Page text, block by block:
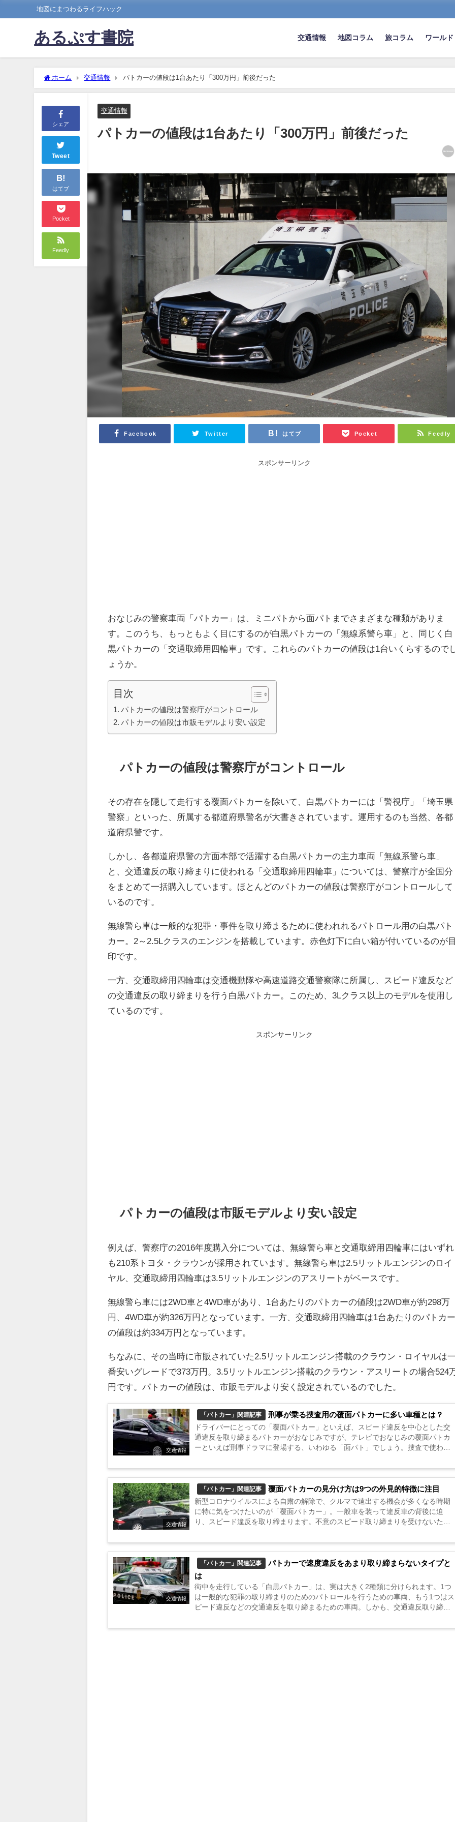
地図にまつわるライフハック
あるぷす書院 交通情報 地図コラム 旅コラム ワールド
ホーム 交通情報 パトカーの値段は1台あたり「300万円」前後だった
シェア
Tweet
B!
はてブ
Pocket
Feedly
交通情報
パトカーの値段は1台あたり「300万円」前後だった
Facebook Twitter はてブ Pocket Feedly
スポンサーリンク
おなじみの警察車両「パトカー」は、ミニパトから面パトまでさまざまな種類がありま
す。このうち、もっともよく目にするのが白黒パトカーの「無線系警ら車」と、同じく白
黒パトカーの「交通取締用四輪車」です。これらのパトカーの値段は1台いくらするので
ょうか。
目次
パトカーの値段は警察庁がコントロール
パトカーの値段は市販モデルより安い設定
パトカーの値段は警察庁がコントロール
その存在を隠して走行する覆面パトカーを除いて、白黒パトカーには「警視庁」「埼玉県
警察」といった、所属する都道府県警名が大書きされています。運用するのも当然、各都
道府県警です。
しかし、各都道府県警の方面本部で活躍する白黒パトカーの主力車両「無線系警ら車」
と、交通違反の取り締まりに使われる「交通取締用四輪車」については、警察庁が全国分
をまとめて一括購入しています。ほとんどのパトカーの値段は警察庁がコントロールして
いるのです。
無線警ら車は一般的な犯罪・事件を取り締まるために使われれるパトロール用の白黒パト
カー。2～2.5Lクラスのエンジンを搭載しています。赤色灯下に白い箱が付いているのが
印です。
一方、交通取締用四輪車は交通機動隊や高速道路交通警察隊に所属し、スピード違反など
の交通違反の取り締まりを行う白黒パトカー。このため、3Lクラス以上のモデルを使用し
ているのです。
スポンサーリンク
パトカーの値段は市販モデルより安い設定
例えば、警察庁の2016年度購入分については、無線警ら車と交通取締用四輪車にはいずれ
も210系トヨタ・クラウンが採用されています。無線警ら車は2.5リットルエンジンのロイ
ヤル、交通取締用四輪車は3.5リットルエンジンのアスリートがベースです。
無線警ら車には2WD車と4WD車があり、1台あたりのパトカーの値段は2WD車が約298万
円、4WD車が約326万円となっています。一方、交通取締用四輪車は1台あたりのパトカ
の値段は約334万円となっています。
ちなみに、その当時に市販されていた2.5リットルエンジン搭載のクラウン・ロイヤルは
番安いグレードで373万円。3.5リットルエンジン搭載のクラウン・アスリートの場合524
円です。パトカーの値段は、市販モデルより安く設定されているのでした。
交通情報
「パトカー」関連記事 刑事が乗る捜査用の覆面パトカーに多い車種とは？
ドライバーにとっての「覆面パトカー」といえば、スピード違反を中心とした交
通違反を取り締まるパトカーがおなじみですが、テレビでおなじみの覆面パトカ
ーといえば刑事ドラマに登場する、いわゆる「面パト」でしょう。捜査で使われ
使う覆面パ...
交通情報
「パトカー」関連記事 覆面パトカーの見分け方は9つの外見的特徴に注目
新型コロナウイルスによる自粛の解除で、クルマで遠出する機会が多くなる時期
に特に気をつけたいのが「覆面パトカー」。一般車を装って違反車の背後に迫
り、スピード違反を取り締まります。不意のスピード取り締まりを受けないため
見分け方にナ...
交通情報
「パトカー」関連記事
パトカーで速度違反をあまり取り締まらないタイプと
は
街中を走行している「白黒パトカー」は、実は大きく2種類に分けられます。1つ
は一般的な犯罪の取り締まりのためのパトロールを行うための車両、もう1つはス
ピード違反などの交通違反を取り締まるための車両。しかも、交通違反取り締ま
を超え...